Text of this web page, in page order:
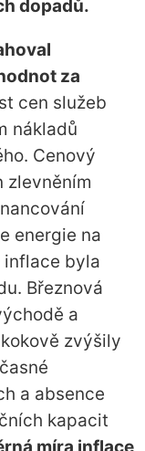
dopadů.
za
cen služeb
nákladů
Cenový
zlevněním
energie na
inflace byla
Březnová
a
zvýšily
a absence
kapacit